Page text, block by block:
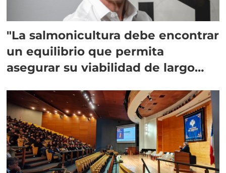
"La salmonicultura debe encontrar
un equilibrio que permita
asegurar su viabilidad de largo